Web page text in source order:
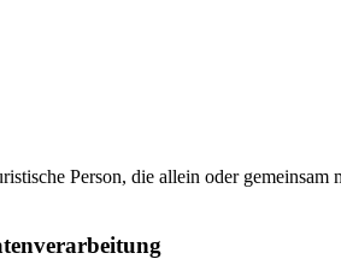
Person, die allein oder